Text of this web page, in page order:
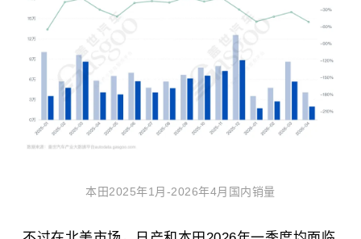
本田2025年1月-2026年4月国内销量